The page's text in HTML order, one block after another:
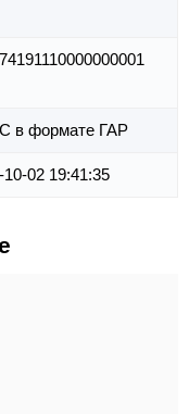
в формате ГАР
10-02 19:41:35